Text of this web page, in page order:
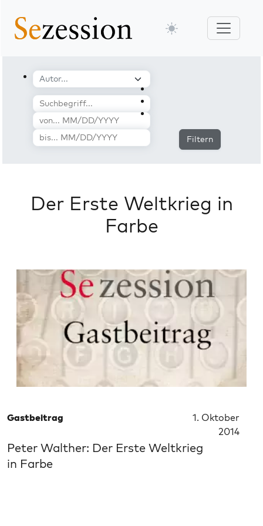
Filtern
Der Erste Weltkrieg in
Farbe
Gastbeitrag
1. Oktober
2014
Peter Walther: Der Erste Weltkrieg
in Farbe